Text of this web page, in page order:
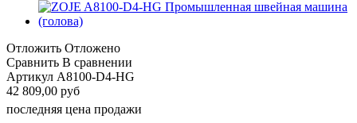
Отложить Отложено
Сравнить В сравнении
Артикул A8100-D4-HG
42 809,00 руб
последняя цена продажи